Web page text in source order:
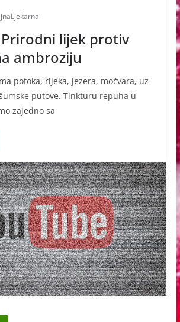
Prirodni lijek protiv
ambroziju
potoka, rijeka, jezera, močvara, uz
putove. Tinkturu repuha u
zajedno sa